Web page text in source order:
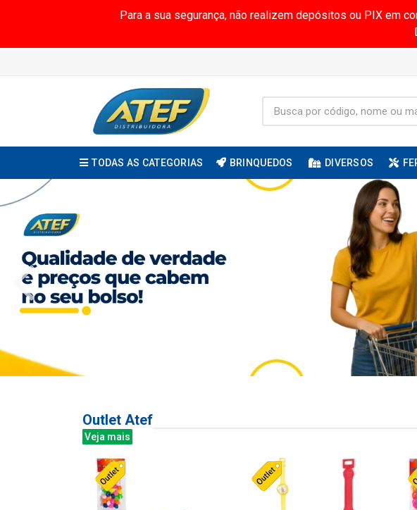
Para a sua segurança, não realizem depósitos ou PIX em
TODAS AS CATEGORIAS BRINQUEDOS DIVERSOS
Outlet Atef
Veja mais